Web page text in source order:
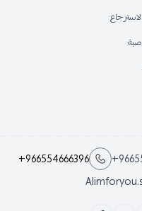
+966554666396